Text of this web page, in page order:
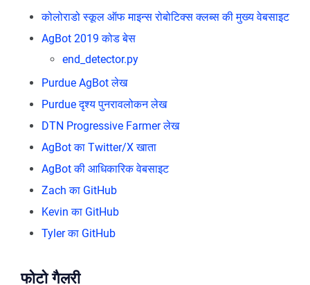
कोलोराडो स्कूल ऑफ माइन्स रोबोटिक्स क्लब्स की मुख्य वेबसाइट
AgBot 2019 कोड बेस
end_detector.py
Purdue AgBot लेख
Purdue दृश्य पुनरावलोकन लेख
DTN Progressive Farmer लेख
AgBot का Twitter/X खाता
AgBot की आधिकारिक वेबसाइट
Zach का GitHub
Kevin का GitHub
Tyler का GitHub
फोटो गैलरी